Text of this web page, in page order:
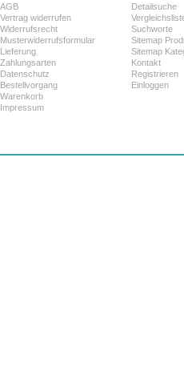
AGB
Vertrag widerrufen
Widerrufsrecht
Musterwiderrufsformular
Lieferung
Zahlungsarten
Datenschutz
Bestellvorgang
Warenkorb
Impressum
Detailsuche
Suchworte
Sitemap
Sitemap
Kontakt
Registrieren
Einloggen